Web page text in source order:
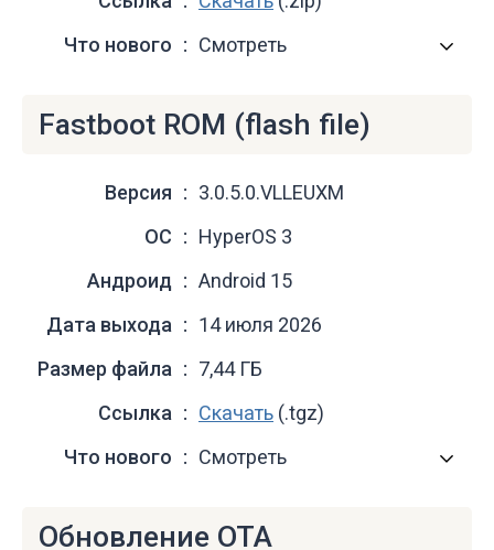
Что нового
Смотреть
Fastboot ROM (flash file)
Версия
3.0.5.0.VLLEUXM
ОС
HyperOS 3
Андроид
Android 15
Дата выхода
14 июля 2026
Размер файла
7,44 ГБ
Ссылка
Скачать (.tgz)
Что нового
Смотреть
Обновление OTA